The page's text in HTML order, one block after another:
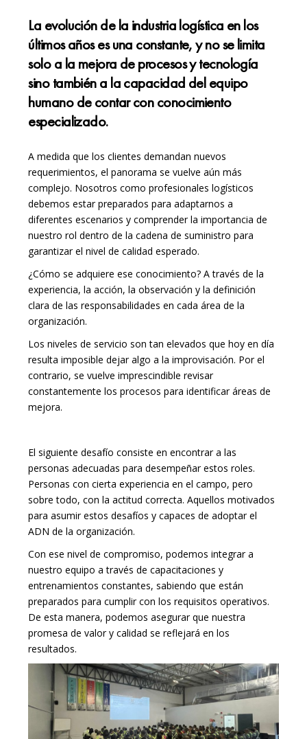
La evolución de la industria logística en los
últimos años es una constante, y no se limita
solo a la mejora de procesos y tecnología
sino también a la capacidad del equipo
humano de contar con conocimiento
especializado.
A medida que los clientes demandan nuevos
requerimientos, el panorama se vuelve aún más
complejo. Nosotros como profesionales logísticos
debemos estar preparados para adaptarnos a
diferentes escenarios y comprender la importancia de
nuestro rol dentro de la cadena de suministro para
garantizar el nivel de calidad esperado.
¿Cómo se adquiere ese conocimiento? A través de la
experiencia, la acción, la observación y la definición
clara de las responsabilidades en cada área de la
organización.
Los niveles de servicio son tan elevados que hoy en día
resulta imposible dejar algo a la improvisación. Por el
contrario, se vuelve imprescindible revisar
constantemente los procesos para identificar áreas de
mejora.
El siguiente desafío consiste en encontrar a las
personas adecuadas para desempeñar estos roles.
Personas con cierta experiencia en el campo, pero
sobre todo, con la actitud correcta. Aquellos motivados
para asumir estos desafíos y capaces de adoptar el
ADN de la organización.
Con ese nivel de compromiso, podemos integrar a
nuestro equipo a través de capacitaciones y
entrenamientos constantes, sabiendo que están
preparados para cumplir con los requisitos operativos.
De esta manera, podemos asegurar que nuestra
promesa de valor y calidad se reflejará en los
resultados.